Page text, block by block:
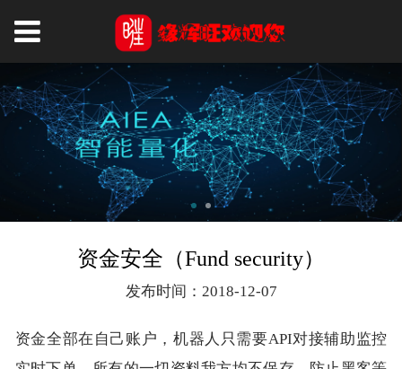
资金安全（Fund security）
发布时间：2018-12-07
资金全部在自己账户，机器人只需要API对接辅助监控